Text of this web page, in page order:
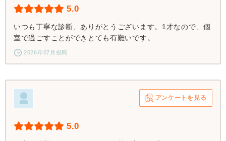
5.0
いつも丁寧な診断、ありがとうございます。1才なので、個
室で過ごすことができとても有難いです。
2026年07月投稿
アンケートを見る
5.0